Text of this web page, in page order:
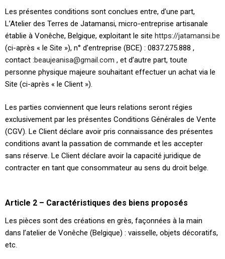
Les présentes conditions sont conclues entre, d’une part,
L’Atelier des Terres de Jatamansi, micro-entreprise artisanale
établie à Vonêche, Belgique, exploitant le site https://jatamansi.be
(ci-après « le Site »), n° d’entreprise (BCE) : 0837.275.888 ,
contact :beaujeanisa@gmail.com , et d’autre part, toute
personne physique majeure souhaitant effectuer un achat via le
Site (ci-après « le Client »).
Les parties conviennent que leurs relations seront régies
exclusivement par les présentes Conditions Générales de Vente
(CGV). Le Client déclare avoir pris connaissance des présentes
conditions avant la passation de commande et les accepter
sans réserve. Le Client déclare avoir la capacité juridique de
contracter en tant que consommateur au sens du droit belge.
Article 2 – Caractéristiques des biens proposés
Les pièces sont des créations en grès, façonnées à la main
dans l’atelier de Vonêche (Belgique) : vaisselle, objets décoratifs,
etc.